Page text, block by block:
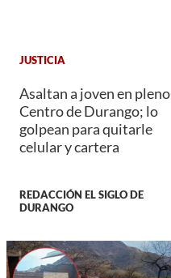
JUSTICIA
Asaltan a joven en pleno
Centro de Durango; lo
golpean para quitarle
celular y cartera
REDACCIÓN EL SIGLO DE
DURANGO